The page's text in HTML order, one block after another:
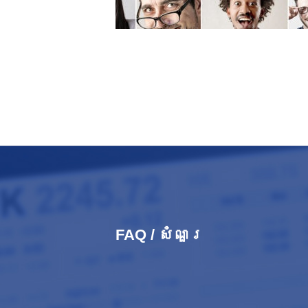
FAQ / សំណួរ​